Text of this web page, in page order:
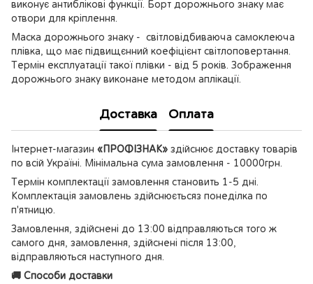
виконує антиблікові функції. Борт дорожнього знаку має
отвори для кріплення.
Маска дорожнього знаку - світловідбиваюча самоклеюча
плівка, що має підвищєнний коефіцієнт світлоповертання.
Термін експлуатації такої плівки - від 5 років. Зображення
дорожнього знаку виконане методом аплікації.
Доставка Оплата
Інтернет-магазин «ПРОФІЗНАК» здійснює доставку товарів
по всій Україні. Мінімальна сума замовлення - 10000грн.
Термін комплектації замовлення становить 1-5 дні.
Комплектація замовлень здійснюєтьсяз понеділка по
п'ятницю.
Замовлення, здійснені до 13:00 відправляються того ж
самого дня, замовлення, здійснені після 13:00,
відправляються наступного дня.
🚚 Способи доставки